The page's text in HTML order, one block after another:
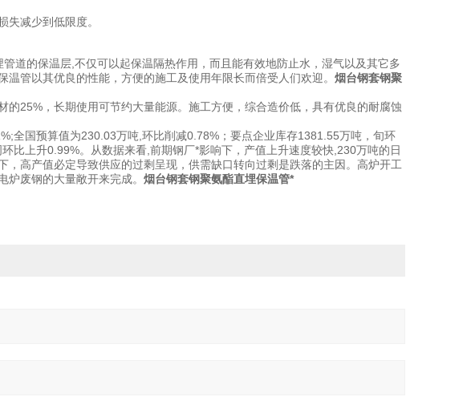
减少到低限度。
道的保温层,不仅可以起保温隔热作用，而且能有效地防止水，湿气以及其它多
管以其优良的性能，方便的施工及使用年限长而倍受人们欢迎。 烟台钢套钢聚
25%，长期使用可节约大量能源。施工方便，综合造价低，具有优良的耐腐蚀
全国预算值为230.03万吨,环比削减0.78%；要点企业库存1381.55万吨，旬环
比上升0.99%。从数据来看,前期钢厂*影响下，产值上升速度较快,230万吨的日
高产值必定导致供应的过剩呈现，供需缺口转向过剩是跌落的主因。高炉开工
废钢的大量敞开来完成。 烟台钢套钢聚氨酯直埋保温管*